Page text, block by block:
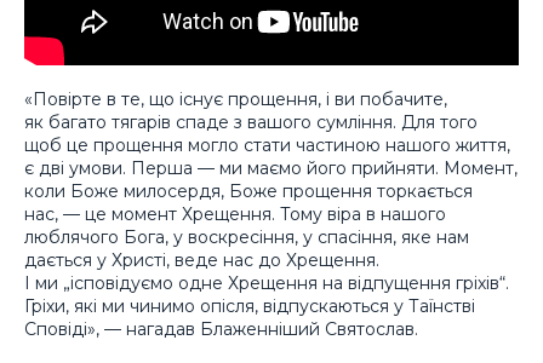
«Повірте в те, що існує прощення, і ви побачите,
як багато тягарів спаде з вашого сумління. Для того
щоб це прощення могло стати частиною нашого життя,
є дві умови. Перша — ми маємо його прийняти. Момент,
коли Боже милосердя, Боже прощення торкається
нас, — це момент Хрещення. Тому віра в нашого
люблячого Бога, у воскресіння, у спасіння, яке нам
дається у Христі, веде нас до Хрещення.
І ми „ісповідуємо одне Хрещення на відпущення гріхів“.
Гріхи, які ми чинимо опісля, відпускаються у Таїнстві
Сповіді», — нагадав Блаженніший Святослав.